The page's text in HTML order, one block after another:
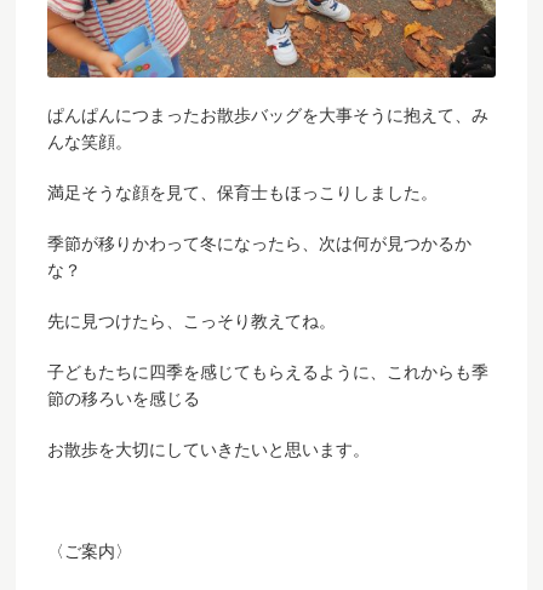
ぱんぱんにつまったお散歩バッグを大事そうに抱えて、み
んな笑顔。
満足そうな顔を見て、保育士もほっこりしました。
季節が移りかわって冬になったら、次は何が見つかるか
な？
先に見つけたら、こっそり教えてね。
子どもたちに四季を感じてもらえるように、これからも季
節の移ろいを感じる
お散歩を大切にしていきたいと思います。
〈ご案内〉